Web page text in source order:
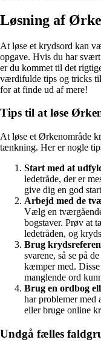
Løsning af
At løse et krydsord kan
opgave. Hvis du har
er du kommet til det
værdifulde tips og tricks
for at finde ud af mere!
Tips til at løse
At løse et Ørkenområde
tænkning. Her er nogle
Start med at
ledetråde, der er
give dig en god
Arbejd med de
Vælg en
bogstaver. Prøv at
ledetråden, og
Brug
svarene, så se på
kæmper med.
manglende ord
Brug en ordbog
har problemer med
eller bruge online
Undgå fælles